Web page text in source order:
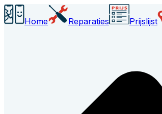
Home Reparaties Prijslijst